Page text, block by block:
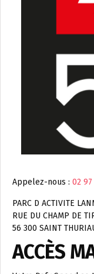
Appelez-nous : 02 97
PARC D ACTIVITE
RUE DU CHAMP DE
56 300 SAINT
ACCÈS